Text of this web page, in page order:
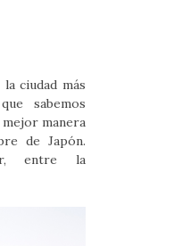
ciudad más
sabemos
manera
de Japón.
entre la